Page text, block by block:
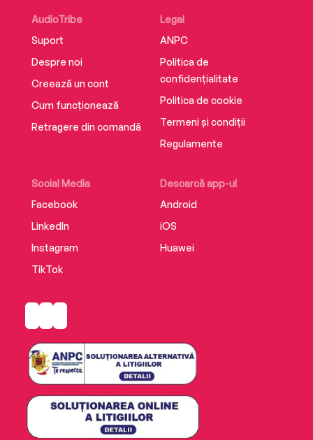
AudioTribe
Suport
Despre noi
Creează un cont
Cum funcționează
Retragere din comandă
Social Media
Facebook
LinkedIn
Instagram
TikTok
Descarcă app-ul
Android
iOS
Huawei
Legal
ANPC
Politica de
confidențialitate
Politica de cookie
Termeni și condiții
Regulamente